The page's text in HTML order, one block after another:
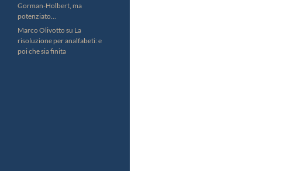
Gorman-Holbert, ma
potenziato…
Marco Olivottosu La
risoluzione per analfabeti: e
poi che sia finita